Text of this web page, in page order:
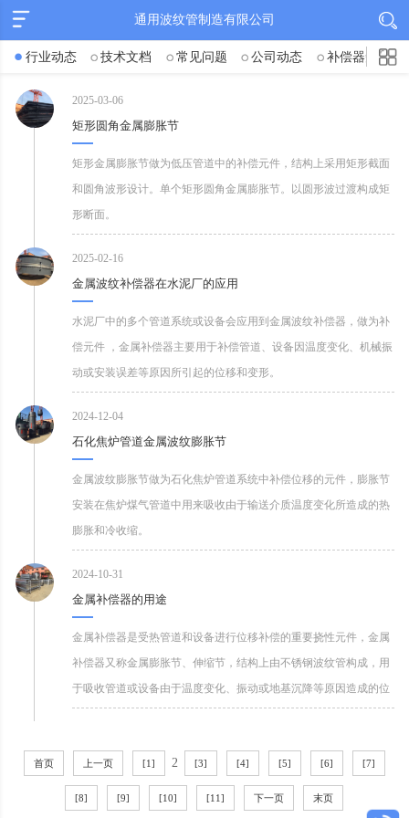
通用波纹管制造有限公司
行业动态 技术文档 常见问题 公司动态 补偿器知识
2025-03-06
矩形圆角金属膨胀节
矩形金属膨胀节做为低压管道中的补偿元件，结构上采用矩形截面
和圆角波形设计。单个矩形圆角金属膨胀节。以圆形波过渡构成矩
形断面。
2025-02-16
金属波纹补偿器在水泥厂的应用
水泥厂中的多个管道系统或设备会应用到金属波纹补偿器，做为补
偿元件 ，金属补偿器主要用于补偿管道、设备因温度变化、机械振
动或安装误差等原因所引起的位移和变形。
2024-12-04
石化焦炉管道金属波纹膨胀节
金属波纹膨胀节做为石化焦炉管道系统中补偿位移的元件，膨胀节
安装在焦炉煤气管道中用来吸收由于输送介质温度变化所造成的热
膨胀和冷收缩。
2024-10-31
金属补偿器的用途
金属补偿器是受热管道和设备进行位移补偿的重要挠性元件，金属
补偿器又称金属膨胀节、伸缩节，结构上由不锈钢波纹管构成，用
于吸收管道或设备由于温度变化、振动或地基沉降等原因造成的位
首页 上一页 [1] 2 [3] [4] [5] [6] [7]
[8] [9] [10] [11] 下一页 末页